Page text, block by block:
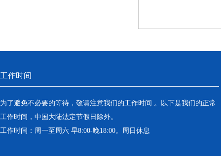
工作时间
为了避免不必要的等待，敬请注意我们的工作时间 。以下是我们的正常
工作时间，中国大陆法定节假日除外。
工作时间：周一至周六 早8:00-晚18:00。周日休息